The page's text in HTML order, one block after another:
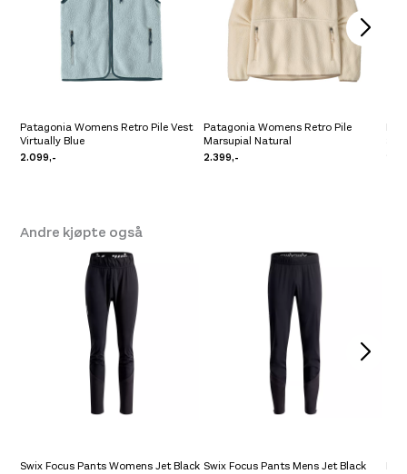
Patagonia Womens Retro Pile Vest
Virtually Blue
2.099,-
Patagonia Womens Retro Pile
Marsupial Natural
2.399,-
Andre kjøpte også
Swix Focus Pants Womens Jet Black Swix Focus Pants Mens Jet Black Pre